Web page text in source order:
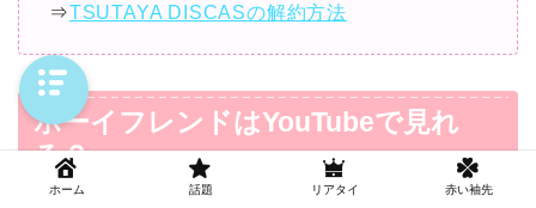
⇒TSUTAYA DISCASの解約方法
ボーイフレンドはYouTubeで見れ
る？
ホーム 話題 リアタイ 赤い袖先